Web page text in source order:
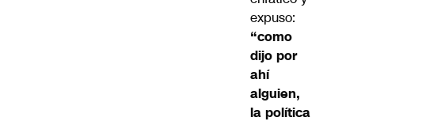
expuso:
“como
dijo por
ahí
alguien,
la política